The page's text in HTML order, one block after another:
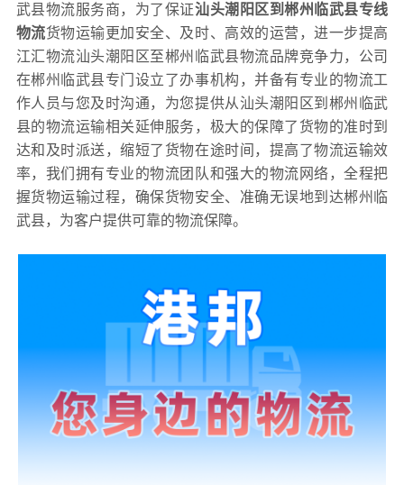
武县物流服务商，为了保证汕头潮阳区到郴州临武县专线
物流货物运输更加安全、及时、高效的运营，进一步提高
江汇物流汕头潮阳区至郴州临武县物流品牌竞争力，公司
在郴州临武县专门设立了办事机构，并备有专业的物流工
作人员与您及时沟通，为您提供从汕头潮阳区到郴州临武
县的物流运输相关延伸服务，极大的保障了货物的准时到
达和及时派送，缩短了货物在途时间，提高了物流运输效
率，我们拥有专业的物流团队和强大的物流网络，全程把
握货物运输过程，确保货物安全、准确无误地到达郴州临
武县，为客户提供可靠的物流保障。